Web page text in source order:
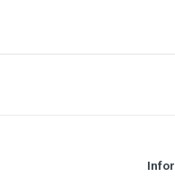
Athlon 64 /